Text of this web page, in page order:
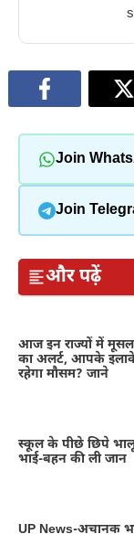
Join
Join
और पढ़ें
आज इन राज्यों में
का अलर्ट, आपके
रहेगा मौसम? जाने
स्कूल के पीछे छिपे
भाई-बहन की ली जान
UP News-अचानक